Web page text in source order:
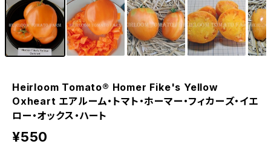
Heirloom Tomato® Homer Fike's Yellow
Oxheart エアルーム・トマト・ホーマー・フィカーズ・イエ
ロー・オックス・ハート
¥550